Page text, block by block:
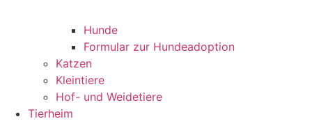
Hunde
Formular zur Hundeadoption
Katzen
Kleintiere
Hof- und Weidetiere
Tierheim